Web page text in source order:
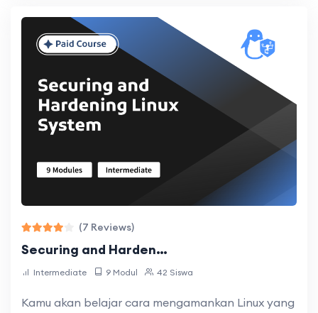
Muhammad Rico Fedryan
Sebaiknya lebih dijelaskan secara rinci untuk
setiap script di setiap lab kegunaannya untuk
apa saja
(7 Reviews)
Securing and Harden…
Intermediate 9 Modul 42 Siswa
Kamu akan belajar cara mengamankan Linux yang